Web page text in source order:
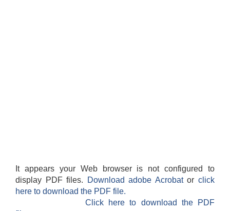
It appears your Web browser is not configured to
display PDF files.
Download adobe Acrobatorclick
here to download the PDF file.
Click here to download the PDF